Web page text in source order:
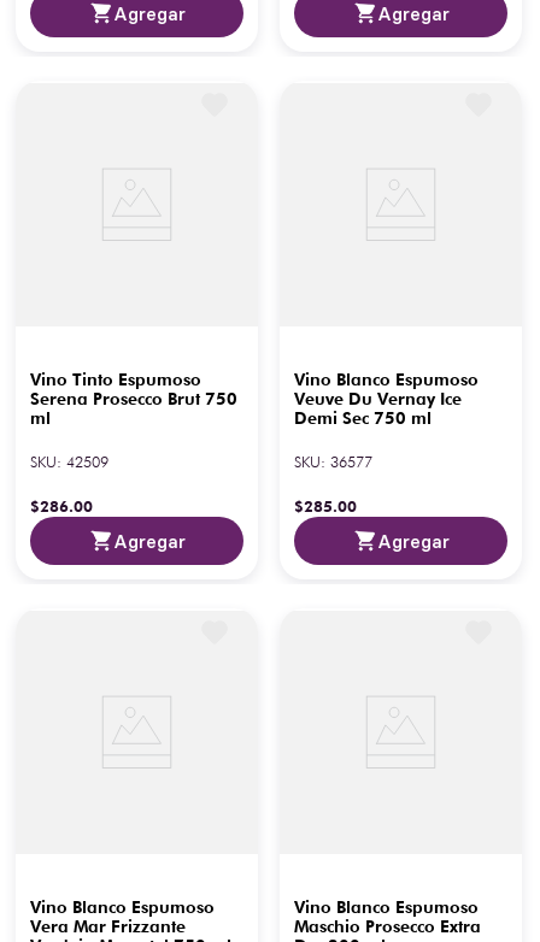
Agregar Agregar
Vino Tinto Espumoso
Serena Prosecco Brut 750
ml
SKU: 42509
$286.00
Agregar
Vino Blanco Espumoso
Veuve Du Vernay Ice
Demi Sec 750 ml
SKU: 36577
$285.00
Agregar
Vino Blanco Espumoso
Vera Mar Frizzante
Vino Blanco Espumoso
Maschio Prosecco Extra